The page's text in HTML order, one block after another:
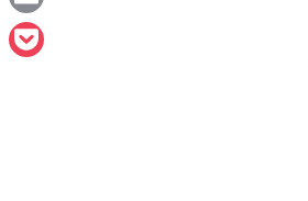
e
a
c
E